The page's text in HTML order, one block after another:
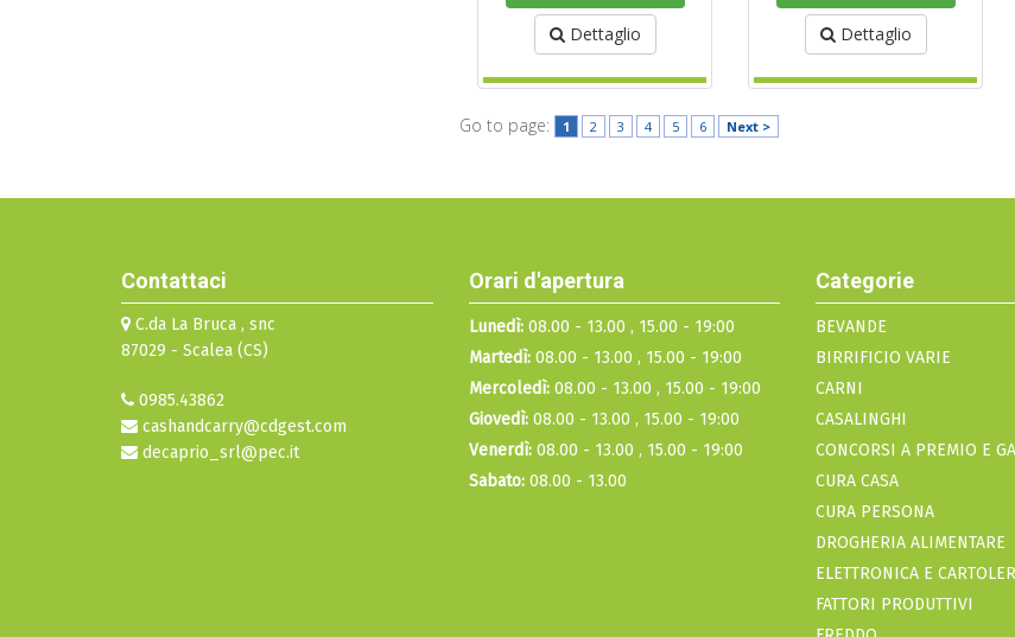
Dettaglio Dettaglio
Go to page: 1 2 3 4 5 6 Next >
Contattaci
C.da La Bruca , snc
87029 - Scalea (CS)
0985.43862
cashandcarry@cdgest.com
decaprio_srl@pec.it
Orari d'apertura
Lunedì:08.00 - 13.00 , 15.00 - 19:00
Martedì:08.00 - 13.00 , 15.00 - 19:00
Mercoledì:08.00 - 13.00 , 15.00 - 19:00
Giovedì:08.00 - 13.00 , 15.00 - 19:00
Venerdì:08.00 - 13.00 , 15.00 - 19:00
Sabato:08.00 - 13.00
Categorie
BEVANDE
BIRRIFICIO VARIE
CARNI
CASALINGHI
CONCORSI A PREMIO E
CURA CASA
CURA PERSONA
DROGHERIA ALIMENTARE
ELETTRONICA E
FATTORI PRODUTTIVI